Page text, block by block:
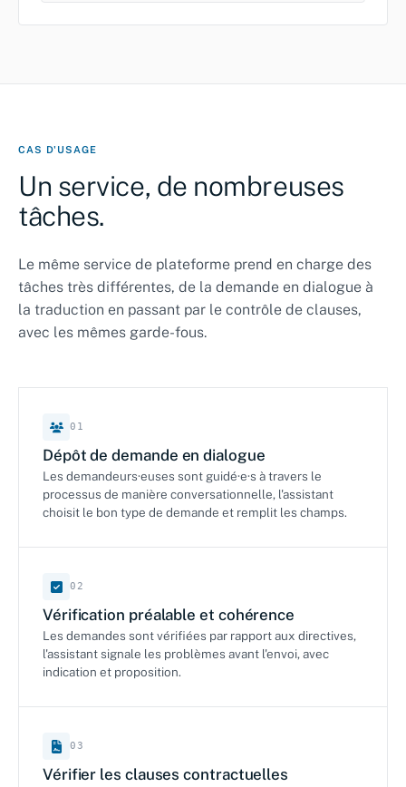
CAS D'USAGE
Un service, de nombreuses
tâches.
Le même service de plateforme prend en charge des
tâches très différentes, de la demande en dialogue à
la traduction en passant par le contrôle de clauses,
avec les mêmes garde-fous.
01
Dépôt de demande en dialogue
Les demandeurs·euses sont guidé·e·s à travers le
processus de manière conversationnelle, l'assistant
choisit le bon type de demande et remplit les champs.
02
Vérification préalable et cohérence
Les demandes sont vérifiées par rapport aux directives,
l'assistant signale les problèmes avant l'envoi, avec
indication et proposition.
03
Vérifier les clauses contractuelles